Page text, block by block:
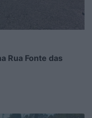
Rua Fonte das